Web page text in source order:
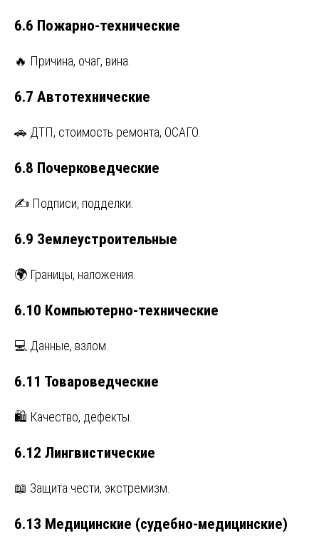
6.6 Пожарно-технические
🔥 Причина, очаг, вина.
6.7 Автотехнические
🚗 ДТП, стоимость ремонта, ОСАГО.
6.8 Почерковедческие
✍️ Подписи, подделки.
6.9 Землеустроительные
🌍 Границы, наложения.
6.10 Компьютерно-технические
💻 Данные, взлом.
6.11 Товароведческие
🛍️ Качество, дефекты.
6.12 Лингвистические
📖 Защита чести, экстремизм.
6.13 Медицинские (судебно-медицинские)